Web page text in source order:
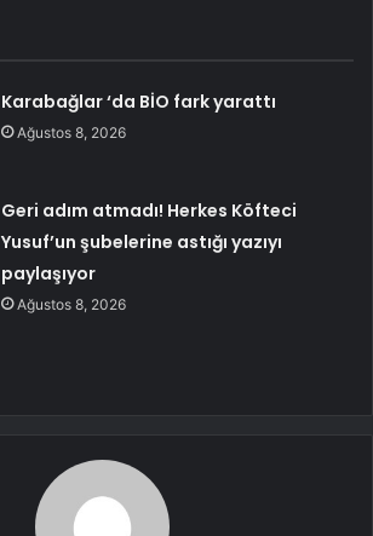
Karabağlar ‘da BİO fark yarattı
Ağustos 8, 2026
Geri adım atmadı! Herkes Köfteci
Yusuf’un şubelerine astığı yazıyı
paylaşıyor
Ağustos 8, 2026